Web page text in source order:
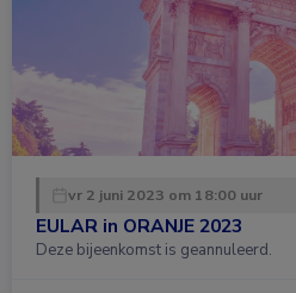
vr 2 juni 2023 om 18:00 uur
EULAR in ORANJE 2023
Deze bijeenkomst is geannuleerd.